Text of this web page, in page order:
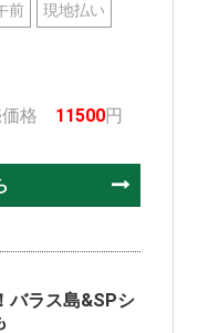
前 現地払い
価格 11500円
バラス島&SPシ